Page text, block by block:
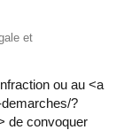
et
ou au <a
?
de convoquer